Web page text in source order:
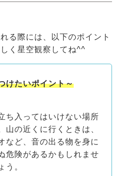
る際には、以下のポイント
く星空観察してね^^
けたいポイント～
ち入ってはいけない場所
山の近くに行くときは、
など、音の出る物を身に
危険があるかもしれませ
う。